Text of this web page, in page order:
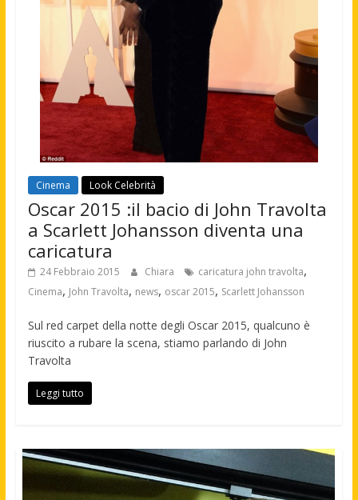
Cinema Look Celebrità
Oscar 2015 :il bacio di John Travolta
a Scarlett Johansson diventa una
caricatura
24 Febbraio 2015 Chiara caricatura john travolta,
Cinema, John Travolta, news, oscar 2015, Scarlett Johansson
Sul red carpet della notte degli Oscar 2015, qualcuno è
riuscito a rubare la scena, stiamo parlando di John
Travolta
Leggi tutto